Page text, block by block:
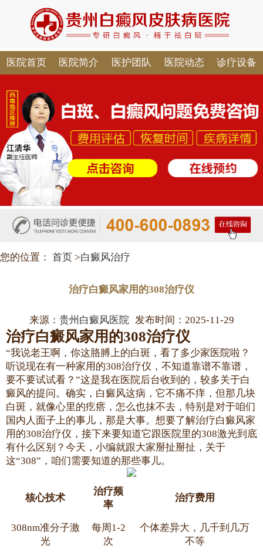
医院首页 医院简介 医护团队 医院动态 诊疗设备
您的位置： 首页 >白癜风治疗
治疗白癜风家用的308治疗仪
来源： 贵州白癜风医院 发布时间：2025-11-29
治疗白癜风家用的308治疗仪
“我说老王啊，你这胳膊上的白斑，看了多少家医院啦？
听说现在有一种家用的308治疗仪，不知道靠谱不靠谱，
要不要试试看？”这是我在医院后台收到的，较多关于白
癜风的提问。确实，白癜风这病，它不痛不痒，但那几块
白斑，就像心里的疙瘩，怎么也抹不去，特别是对于咱们
国内人面子上的事儿，那是大事。想要了解治疗白癜风家
用的308治疗仪，接下来要知道它跟医院里的308激光到底
有什么区别？今天，小编就跟大家掰扯掰扯，关于
这“308”，咱们需要知道的那些事儿。
核心技术
治疗频
率
治疗费用
308nm准分子激
光
每周1-2
次
个体差异大，几千到几万
不等